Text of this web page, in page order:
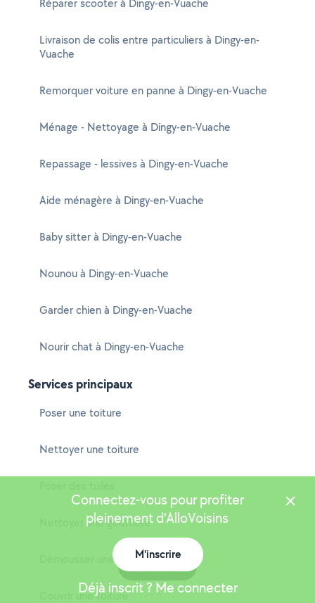
Réparer scooter à Dingy-en-Vuache
Livraison de colis entre particuliers à Dingy-en-
Vuache
Remorquer voiture en panne à Dingy-en-Vuache
Ménage - Nettoyage à Dingy-en-Vuache
Repassage - lessives à Dingy-en-Vuache
Aide ménagère à Dingy-en-Vuache
Baby sitter à Dingy-en-Vuache
Nounou à Dingy-en-Vuache
Garder chien à Dingy-en-Vuache
Nourir chat à Dingy-en-Vuache
Services principaux
Poser une toiture
Nettoyer une toiture
Nettoyer une gouttière
Démousser une toiture
Couvrir une toiture
Connectez-vous pour profiter
pleinement d'AlloVoisins
M'inscrire
Déjà inscrit ? Me connecter